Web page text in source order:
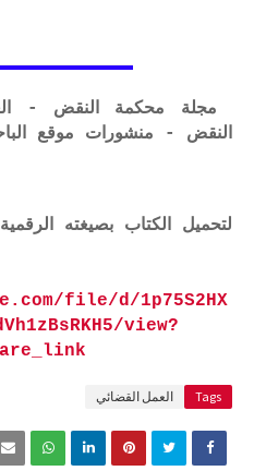
النقض - منشورات موقع
لتحميل الكتاب بصيغته الرقمية PDF الرابط أذناه:
file/d/1p75S2HX
view?
Tags العمل القضائي